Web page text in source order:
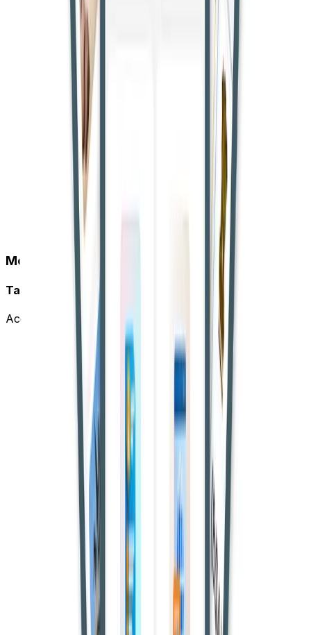
Mobile App
Take CourtBook Everywhere
Access your account on the go with our mobile app.